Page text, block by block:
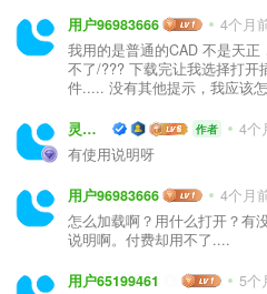
用户96983666 4个月
我用的是普通的CAD 不是天正， 所以用
不了/??? 下载完让我选择打开插件的软
件..... 没有其他提示，我应该
灵感屋 作者 4个
有使用说明呀
用户96983666 4个月
怎么加载啊？用什么打开？有
说明啊。付费却用不了....
用户65199461 5个